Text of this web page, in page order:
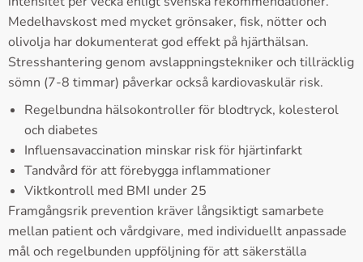
Medelhavskost med mycket grönsaker, fisk, nötter och
olivolja har dokumenterat god effekt på hjärthälsan.
Stresshantering genom avslappningstekniker och tillräcklig
sömn (7-8 timmar) påverkar också kardiovaskulär risk.
Regelbundna hälsokontroller för blodtryck, kolesterol
och diabetes
Influensavaccination minskar risk för hjärtinfarkt
Tandvård för att förebygga inflammationer
Viktkontroll med BMI under 25
Framgångsrik prevention kräver långsiktigt samarbete
mellan patient och vårdgivare, med individuellt anpassade
mål och regelbunden uppföljning för att säkerställa